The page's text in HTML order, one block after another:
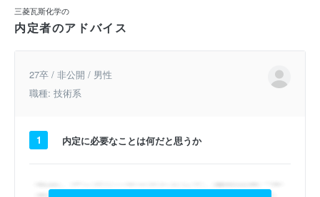
構造が変化し、200℃で焼成した電極は高い比静電容量、300℃で焼
成した電極では高い薄膜担持量によって、高い体積比容量を示した結
果が得られました。
三菱瓦斯化学の
内定者のアドバイス
27卒 / 非公開 / 男性
職種: 技術系
1 内定に必要なことは何だと思うか